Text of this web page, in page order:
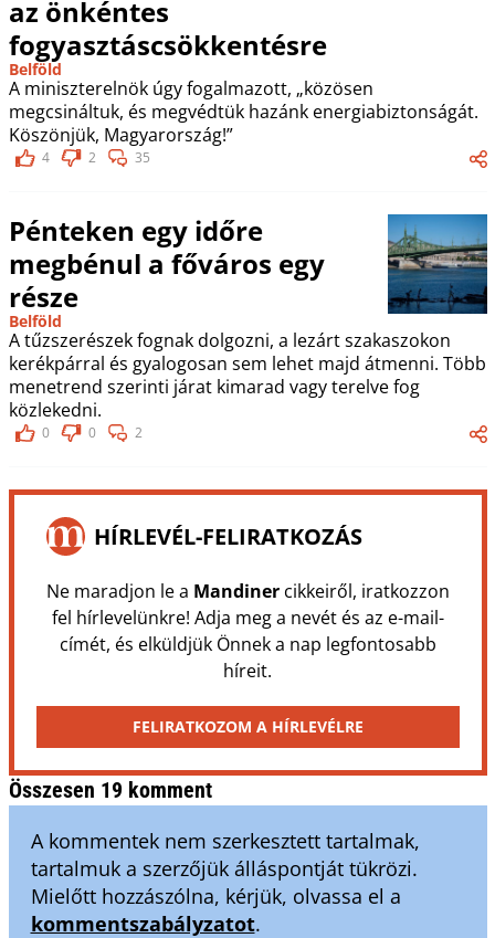
az önkéntes
fogyasztáscsökkentésre
Belföld
A miniszterelnök úgy fogalmazott, „közösen
megcsináltuk, és megvédtük hazánk energiabiztonságát.
Köszönjük, Magyarország!”
4 2 35
Pénteken egy időre
megbénul a főváros egy
része
Belföld
A tűzszerészek fognak dolgozni, a lezárt szakaszokon
kerékpárral és gyalogosan sem lehet majd átmenni. Több
menetrend szerinti járat kimarad vagy terelve fog
közlekedni.
0 0 2
HÍRLEVÉL-FELIRATKOZÁS
Ne maradjon le a Mandinercikkeiről, iratkozzon
fel hírlevelünkre! Adja meg a nevét és az e-mail-
címét, és elküldjük Önnek a nap legfontosabb
híreit.
FELIRATKOZOM A HÍRLEVÉLRE
Összesen 19 komment
A kommentek nem szerkesztett tartalmak,
tartalmuk a szerzőjük álláspontját tükrözi.
Mielőtt hozzászólna, kérjük, olvassa el a
kommentszabályzatot.